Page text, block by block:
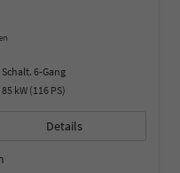
Schalt. 6-Gang
85 kW (116 PS)
Details